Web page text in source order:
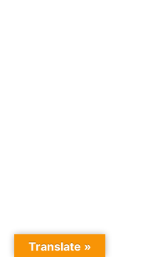
Translate »